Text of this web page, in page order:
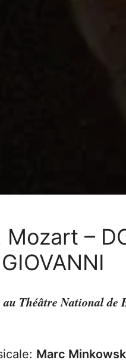
Mozart –
GIOVANNI
Théâtre National de
Marc